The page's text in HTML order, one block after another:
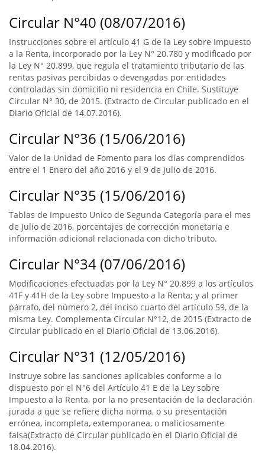
Circular N°40 (08/07/2016)
Instrucciones sobre el artículo 41 G de la Ley sobre Impuesto
a la Renta, incorporado por la Ley N° 20.780 y modificado por
la Ley N° 20.899, que regula el tratamiento tributario de las
rentas pasivas percibidas o devengadas por entidades
controladas sin domicilio ni residencia en Chile. Sustituye
Circular N° 30, de 2015. (Extracto de Circular publicado en el
Diario Oficial de 14.07.2016).
Circular N°36 (15/06/2016)
Valor de la Unidad de Fomento para los días comprendidos
entre el 1 Enero del año 2016 y el 9 de Julio de 2016.
Circular N°35 (15/06/2016)
Tablas de Impuesto Unico de Segunda Categoría para el mes
de Julio de 2016, porcentajes de corrección monetaria e
información adicional relacionada con dicho tributo.
Circular N°34 (07/06/2016)
Modificaciones efectuadas por la Ley N° 20.899 a los artículos
41F y 41H de la Ley sobre Impuesto a la Renta; y al primer
párrafo, del número 2, del inciso cuarto del artículo 59, de la
misma Ley. Complementa Circular N°12, de 2015 (Extracto de
Circular publicado en el Diario Oficial de 13.06.2016).
Circular N°31 (12/05/2016)
Instruye sobre las sanciones aplicables conforme a lo
dispuesto por el N°6 del Artículo 41 E de la Ley sobre
Impuesto a la Renta, por la no presentación de la declaración
jurada a que se refiere dicha norma, o su presentación
errónea, incompleta, extemporanea, o maliciosamente
falsa(Extracto de Circular publicado en el Diario Oficial de
18.04.2016).